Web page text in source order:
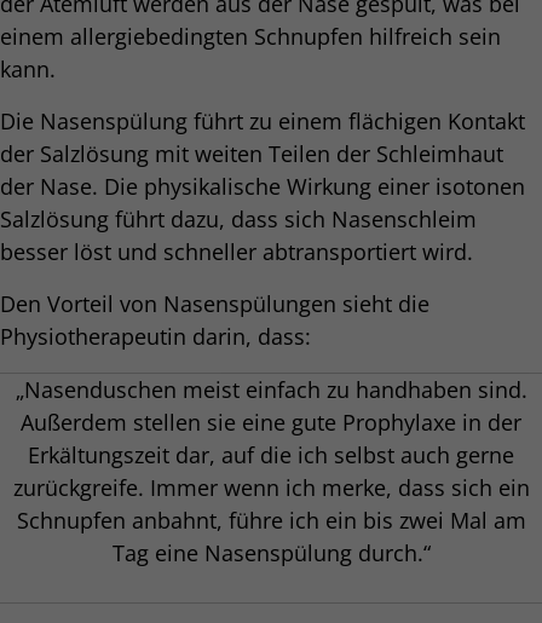
einem allergiebedingten Schnupfen hilfreich sein
kann.
Die Nasenspülung führt zu einem flächigen Kontakt
der Salzlösung mit weiten Teilen der Schleimhaut
der Nase. Die physikalische Wirkung einer isotonen
Salzlösung führt dazu, dass sich Nasenschleim
besser löst und schneller abtransportiert wird.
Den Vorteil von Nasenspülungen sieht die
Physiotherapeutin darin, dass:
„Nasenduschen meist einfach zu handhaben sind.
Außerdem stellen sie eine gute Prophylaxe in der
Erkältungszeit dar, auf die ich selbst auch gerne
zurückgreife. Immer wenn ich merke, dass sich ein
Schnupfen anbahnt, führe ich ein bis zwei Mal am
Tag eine Nasenspülung durch.“